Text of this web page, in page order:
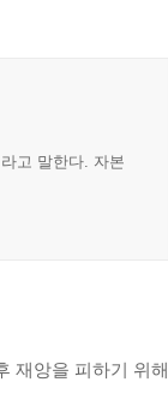
고 말한다. 자본
재앙을 피하기 위해